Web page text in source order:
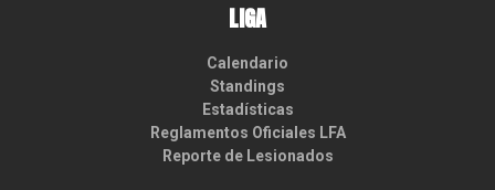
LIGA
Calendario
Standings
Estadísticas
Reglamentos Oficiales LFA
Reporte de Lesionados